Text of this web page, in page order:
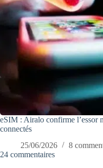
eSIM : Airalo confirme l’essor
connectés
25/06/2026
8
24 commentaires